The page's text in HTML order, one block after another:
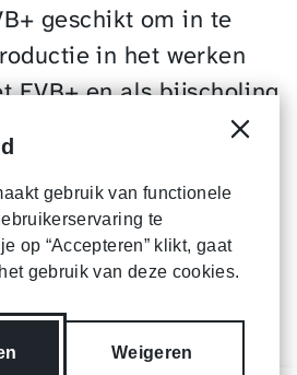
gebruik van functionele
te
op “Accepteren” klikt, gaat
gebruik van deze cookies.
Weigeren
geschikt om in te
in het werken
EVB+ en als bijscholing
die werken met deze
bronnen bij de
als
of om je verder te
onderwerpen.
KennisWijzer EVB+!
je inzicht biedt in het